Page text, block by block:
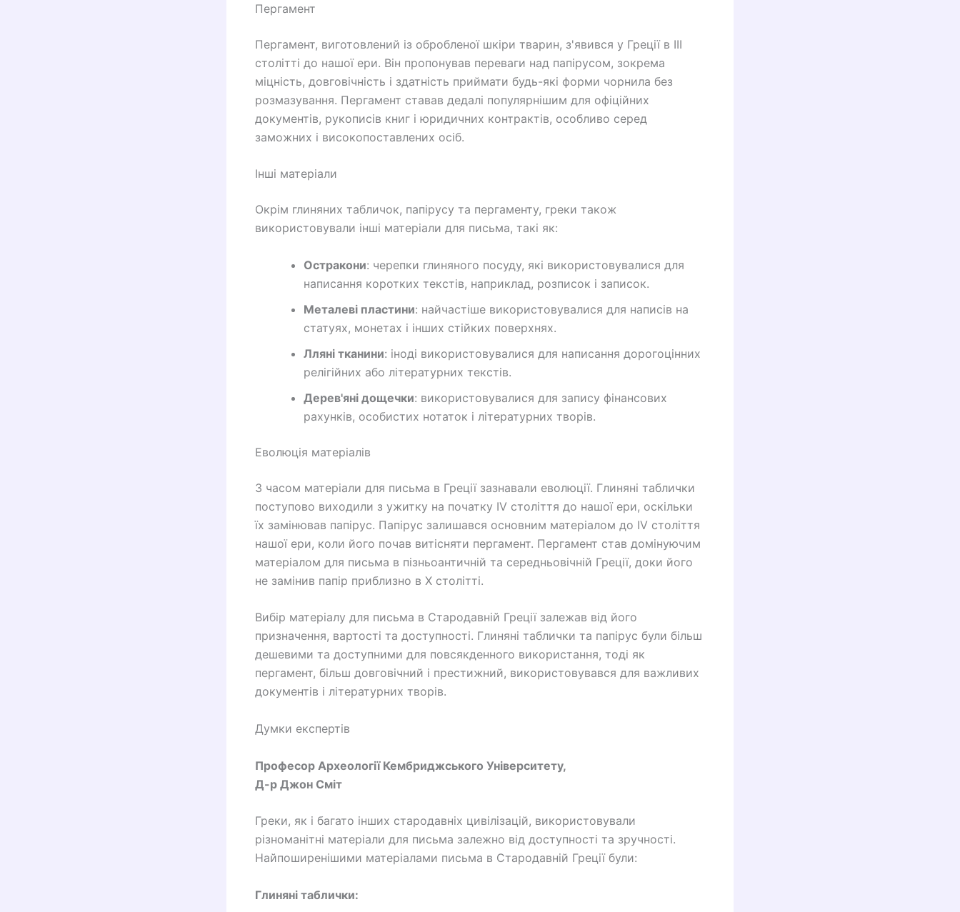
Пергамент
Пергамент, виготовлений із обробленої шкіри тварин, з'явився у Греції в III
столітті до нашої ери. Він пропонував переваги над папірусом, зокрема
міцність, довговічність і здатність приймати будь-які форми чорнила без
розмазування. Пергамент ставав дедалі популярнішим для офіційних
документів, рукописів книг і юридичних контрактів, особливо серед
заможних і високопоставлених осіб.
Інші матеріали
Окрім глиняних табличок, папірусу та пергаменту, греки також
використовували інші матеріали для письма, такі як:
Остракони: черепки глиняного посуду, які використовувалися для
написання коротких текстів, наприклад, розписок і записок.
Металеві пластини: найчастіше використовувалися для написів на
статуях, монетах і інших стійких поверхнях.
Лляні тканини: іноді використовувалися для написання дорогоцінних
релігійних або літературних текстів.
Дерев'яні дощечки: використовувалися для запису фінансових
рахунків, особистих нотаток і літературних творів.
Еволюція матеріалів
З часом матеріали для письма в Греції зазнавали еволюції. Глиняні таблички
поступово виходили з ужитку на початку IV століття до нашої ери, оскільки
їх замінював папірус. Папірус залишався основним матеріалом до IV століття
нашої ери, коли його почав витісняти пергамент. Пергамент став домінуючим
матеріалом для письма в пізньоантичній та середньовічній Греції, доки його
не замінив папір приблизно в X столітті.
Вибір матеріалу для письма в Стародавній Греції залежав від його
призначення, вартості та доступності. Глиняні таблички та папірус були більш
дешевими та доступними для повсякденного використання, тоді як
пергамент, більш довговічний і престижний, використовувався для важливих
документів і літературних творів.
Думки експертів
Професор Археології Кембриджського Університету,
Д-р Джон Сміт
Греки, як і багато інших стародавніх цивілізацій, використовували
різноманітні матеріали для письма залежно від доступності та зручності.
Найпоширенішими матеріалами письма в Стародавній Греції були:
Глиняні таблички: